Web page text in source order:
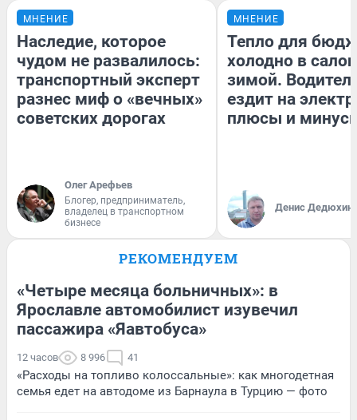
МНЕНИЕ
Наследие, которое
чудом не развалилось:
транспортный эксперт
разнес миф о «вечных»
советских дорогах
Олег Арефьев
Блогер, предприниматель,
владелец в транспортном
бизнесе
МНЕНИЕ
Тепло для
холодно в
зимой.
ездит на
плюсы и
Денис Дедюхин
РЕКОМЕНДУЕМ
«Четыре месяца больничных»: в
Ярославле автомобилист изувечил
пассажира «Яавтобуса»
12 часов 8 996 41
«Расходы на топливо колоссальные»: как многодетная
семья едет на автодоме из Барнаула в Турцию — фото